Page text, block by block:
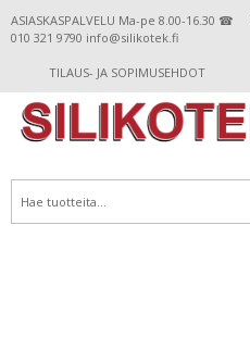
ASIASKASPALVELU Ma-pe 8.00-16.30 ☎
010 321 9790 info@silikotek.fi
TILAUS- JA SOPIMUSEHDOT